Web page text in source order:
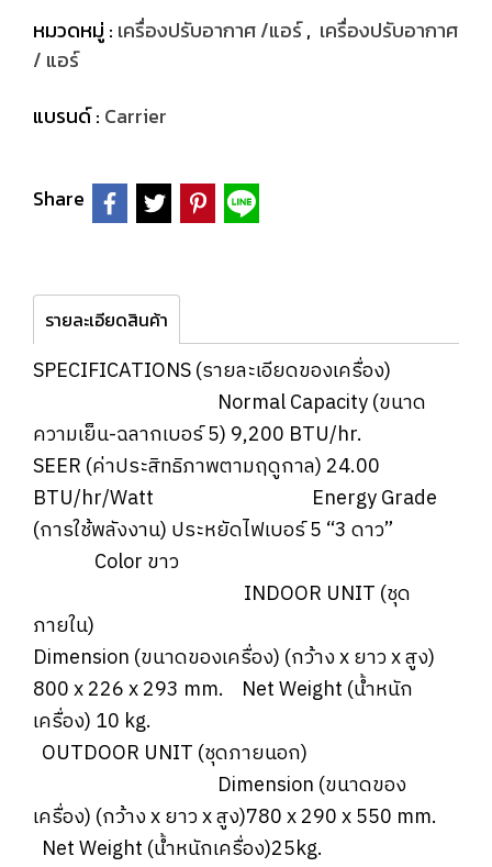
หมวดหมู่ : เครื่องปรับอากาศ /แอร์, เครื่องปรับอากาศ
/ แอร์
แบรนด์ : Carrier
Share
รายละเอียดสินค้า
SPECIFICATIONS (รายละเอียดของเครื่อง)
Normal Capacity (ขนาด
ความเย็น-ฉลากเบอร์ 5)​ 9,200 BTU/hr.
SEER (ค่าประสิทธิภาพตามฤดูกาล) 24.00
BTU/hr/Watt Energy Grade
(การใช้พลังงาน) ประหยัดไฟเบอร์ 5 “3 ดาว”
Color ขาว
INDOOR UNIT (ชุด
ภายใน)
Dimension (ขนาดของเครื่อง) (กว้าง x ยาว x สูง)
800 x 226 x 293 mm. Net Weight (น้ำหนัก
เครื่อง) 10 kg.
OUTDOOR UNIT (ชุดภายนอก)
Dimension (ขนาดของ
เครื่อง) (กว้าง x ยาว x สูง)780 x 290 x 550 mm.
Net Weight (น้ำหนักเครื่อง)25kg.